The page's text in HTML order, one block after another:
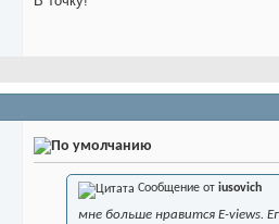
Сообщение от iusovich
мне больше нравится E-views.